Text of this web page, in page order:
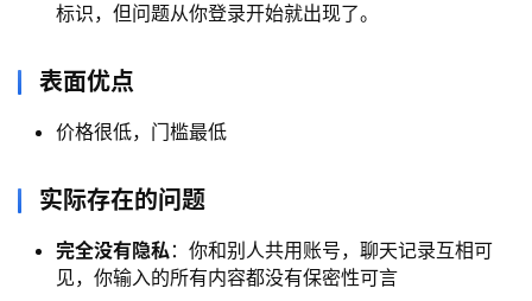
理
W
登录
标识，但问题从你登录开始就出现了。
表面优点
价格很低，门槛最低
实际存在的问题
完全没有隐私：你和别人共用账号，聊天记录互相可
见，你输入的所有内容都没有保密性可言